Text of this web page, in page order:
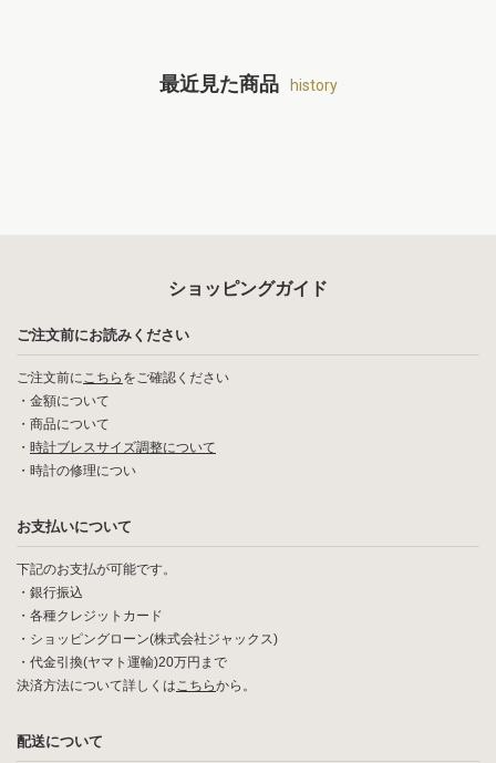
最近見た商品 history
ショッピングガイド
ご注文前にお読みください
ご注文前にこちら をご確認ください
・ 金額について
・ 商品について
・ 時計ブレスサイズ調整について
・ 時計の修理につい
お支払いについて
下記のお支払が可能です。
・銀行振込
・各種クレジットカード
・ショッピングローン(株式会社ジャックス)
・代金引換(ヤマト運輸)20万円まで
決済方法について詳しくはこちらから。
配送について